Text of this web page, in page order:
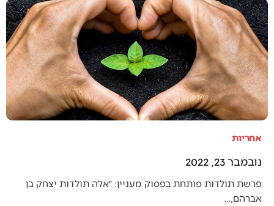
אחריות
נובמבר 23, 2022
פרשת תולדות פותחת בפסוק מעניין: ״אלה תולדות יצחק בן
אברהם,…